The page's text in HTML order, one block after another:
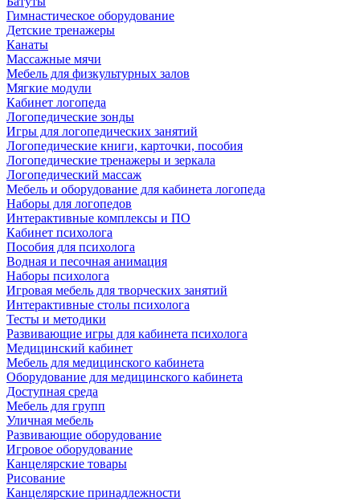
Гимнастическое оборудование
Детские тренажеры
Канаты
Массажные мячи
Мебель для физкультурных залов
Мягкие модули
Кабинет логопеда
Логопедические зонды
Игры для логопедических занятий
Логопедические книги, карточки, пособия
Логопедические тренажеры и зеркала
Логопедический массаж
Мебель и оборудование для кабинета логопеда
Наборы для логопедов
Интерактивные комплексы и ПО
Кабинет психолога
Пособия для психолога
Водная и песочная анимация
Наборы психолога
Игровая мебель для творческих занятий
Интерактивные столы психолога
Тесты и методики
Развивающие игры для кабинета психолога
Медицинский кабинет
Мебель для медицинского кабинета
Оборудование для медицинского кабинета
Доступная среда
Мебель для групп
Уличная мебель
Развивающие оборудование
Игровое оборудование
Канцелярские товары
Рисование
Канцелярские принадлежности